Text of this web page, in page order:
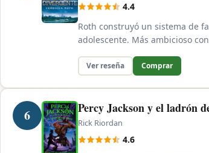
4.4
Roth construyó un sistema de
adolescente. Más ambicioso
Ver reseña Comprar
6 Percy Jackson y el ladrón
Rick Riordan
4.6